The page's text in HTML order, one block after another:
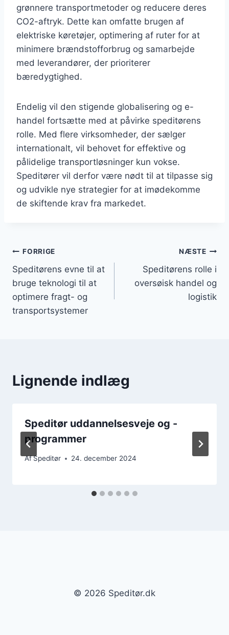
grønnere transportmetoder og reducere deres
CO2-aftryk. Dette kan omfatte brugen af
elektriske køretøjer, optimering af ruter for at
minimere brændstofforbrug og samarbejde
med leverandører, der prioriterer
bæredygtighed.
Endelig vil den stigende globalisering og e-
handel fortsætte med at påvirke speditørens
rolle. Med flere virksomheder, der sælger
internationalt, vil behovet for effektive og
pålidelige transportløsninger kun vokse.
Speditører vil derfor være nødt til at tilpasse sig
og udvikle nye strategier for at imødekomme
de skiftende krav fra markedet.
Indlægsnavigation
FORRIGE
Speditørens evne til at
bruge teknologi til at
optimere fragt- og
transportsystemer
NÆSTE
Speditørens rolle i
oversøisk handel og
logistik
Lignende indlæg
Speditør uddannelsesveje og -
programmer
AfSpeditør 24. december 2024
© 2026 Speditør.dk